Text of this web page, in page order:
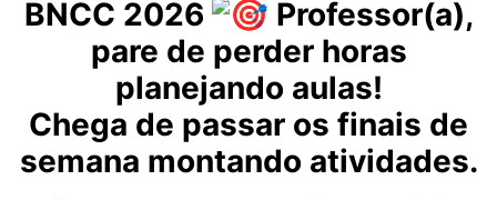
BNCC 2026
Professor(a),
pare de perder horas
planejando aulas!
Chega de passar os finais de
semana montando atividades.